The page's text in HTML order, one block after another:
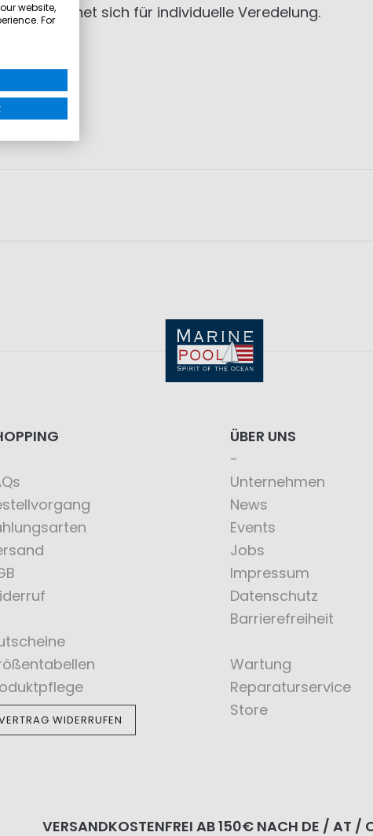
eignet sich für individuelle Veredelung.
WIDERRUFEN
ÜBER UNS
Unternehmen
News
Events
Jobs
Impressum
Datenschutz
Barrierefreiheit
Wartung
Reparaturservice
Store
VERSANDKOSTENFREI AB 150€ NACH DE / AT /
website,
For